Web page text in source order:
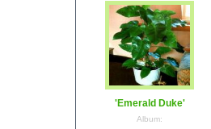
'Emerald Duke'
Album: